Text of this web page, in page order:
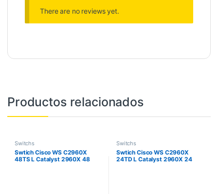
There are no reviews yet.
Productos relacionados
Switchs
Swtich Cisco WS C2960X
48TS L Catalyst 2960X 48
Switchs
Swtich Cisco WS C2960X
24TD L Catalyst 2960X 24